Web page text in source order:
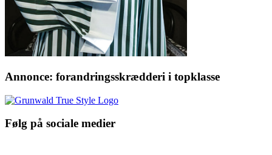
Annonce: forandringsskrædderi i topklasse
Følg på sociale medier